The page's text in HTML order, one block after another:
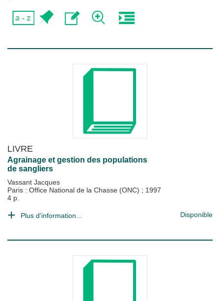
LIVRE
Agrainage et gestion des populations
de sangliers
Vassant Jacques
Paris : Office National de la Chasse (ONC) ; 1997
4 p.
Plus d'information... Disponible